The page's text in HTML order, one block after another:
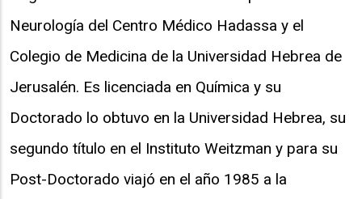
Neurología del Centro Médico Hadassa y el
Colegio de Medicina de la Universidad Hebrea de
Jerusalén. Es licenciada en Química y su
Doctorado lo obtuvo en la Universidad Hebrea, su
segundo título en el Instituto Weitzman y para su
Post-Doctorado viajó en el año 1985 a la